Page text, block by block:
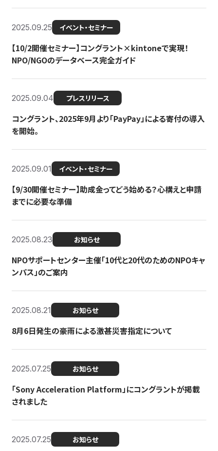
2025.09.25 イベント・セミナー
【10/2開催セミナー】コングラント×kintoneで実現！
NPO/NGOのデータベース完全ガイド
2025.09.04 プレスリリース
コングラント、2025年9月より「PayPay」による寄付の導入
を開始。
2025.09.01 イベント・セミナー
【9/30開催セミナー】助成金ってどう始める？心構えと申請
までに必要な準備
2025.08.23 お知らせ
NPOサポートセンター主催「10代と20代のためのNPOキャ
ンパス」のご案内
2025.08.21 お知らせ
8月6日発生の豪雨による激甚災害指定について
2025.07.25 お知らせ
「Sony Acceleration Platform」にコングラントが掲載
されました
2025.07.25 お知らせ